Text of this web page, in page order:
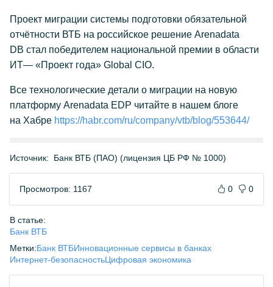
Проект миграции системы подготовки обязательной
отчётности ВТБ на российское решение Arenadata
DB стал победителем национальной премии в области
ИТ— «Проект года» Global CIO.
Все технологические детали о миграции на новую
платформу Arenadata EDP читайте в нашем блоге
на Хабре https://habr.com/ru/company/vtb/blog/553644/
Источник: Банк ВТБ (ПАО) (лицензия ЦБ РФ № 1000)
Просмотров: 1167 0 0
В статье:
Банк ВТБ
Метки:Банк ВТБИнновационные сервисы в банках
Интернет-безопасностьЦифровая экономика